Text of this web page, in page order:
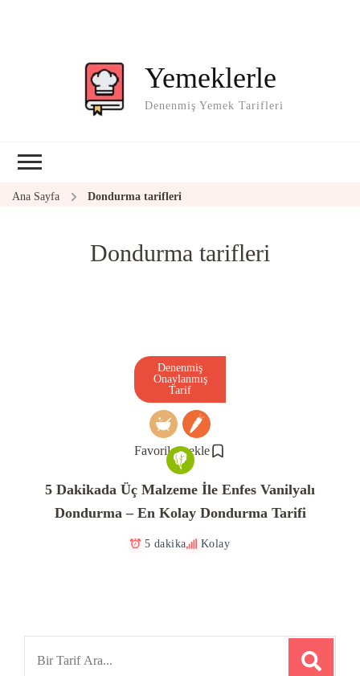
Yemeklerle
Denenmiş Yemek Tarifleri
Ana Sayfa Dondurma tarifleri
Dondurma tarifleri
Favorilere ekle
Denenmiş
Onaylanmış
Tarif
5 Dakikada Üç Malzeme İle Enfes Vanilyalı
Dondurma – En Kolay Dondurma Tarifi
5 dakika Kolay